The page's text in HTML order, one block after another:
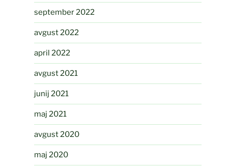
september 2022
avgust 2022
april 2022
avgust 2021
junij 2021
maj 2021
avgust 2020
maj 2020